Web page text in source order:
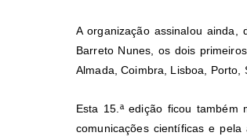
A organização assinalou
Barreto Nunes, os dois
Almada, Coimbra, Lisboa, Porto,
Esta 15.ª edição ficou
comunicações científicas e